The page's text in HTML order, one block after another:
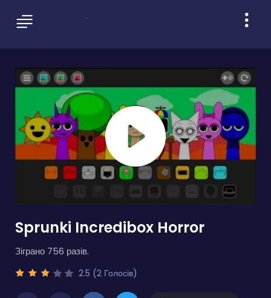
Sprunki Incredibox Horror
Зіграно 756 разів.
2.5 (2 Голосів)